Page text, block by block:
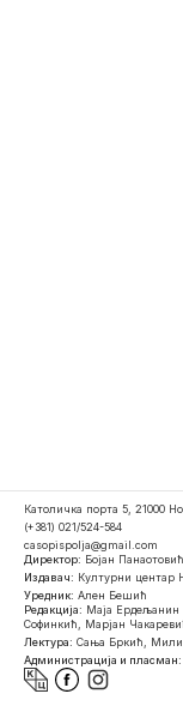
Католичка порта 5, 21000
(+381) 021/524-584
casopispolja@gmail.com
Директор: Бојан Панаотовић
Издавач: Културни центар
Уредник: Ален Бешић
Редакција: Маја Ердељанин
Софинкић, Марјан
Лектура: Сања Бркић,
Администрација и пласман: